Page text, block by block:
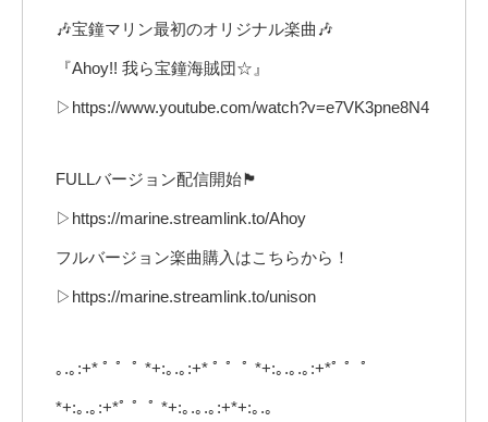
🎶宝鐘マリン最初のオリジナル楽曲🎶
『Ahoy!! 我ら宝鐘海賊団☆』
▷https://www.youtube.com/watch?v=e7VK3pne8N4
FULLバージョン配信開始🏴
▷https://marine.streamlink.to/Ahoy
フルバージョン楽曲購入はこちらから！
▷https://marine.streamlink.to/unison
｡.｡:+* ﾟ ゜ﾟ *+:｡.｡:+* ﾟ ゜ﾟ *+:｡.｡.｡:+*ﾟ ゜ﾟ
*+:｡.｡:+*ﾟ ゜ﾟ *+:｡.｡.｡:+*+:｡.｡